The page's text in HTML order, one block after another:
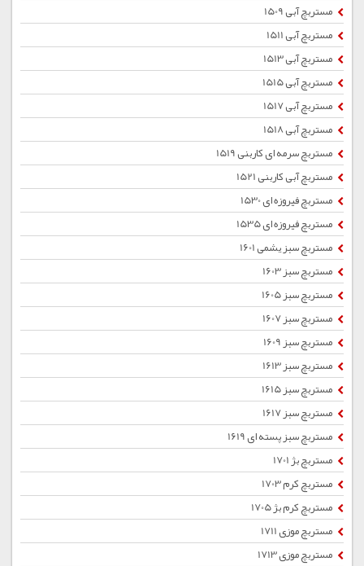
مستربچ آبی 1509
مستربچ آبی 1511
مستربچ آبی 1513
مستربچ آبی 1515
مستربچ آبی 1517
مستربچ آبی 1518
مستربچ سرمه ای کاربنی 1519
مستربچ آبی کاربنی 1521
مستربچ فیروزه ای 1530
مستربچ فیروزه ای 1535
مستربچ سبز یشمی 1601
مستربچ سبز 1603
مستربچ سبز 1605
مستربچ سبز 1607
مستربچ سبز 1609
مستربچ سبز 1613
مستربچ سبز 1615
مستربچ سبز 1617
مستربچ سبز پسته ای 1619
مستربچ بژ 1701
مستربچ کرم 1703
مستربچ کرم بژ 1705
مستربچ موزی 1711
مستربچ موزی 1713